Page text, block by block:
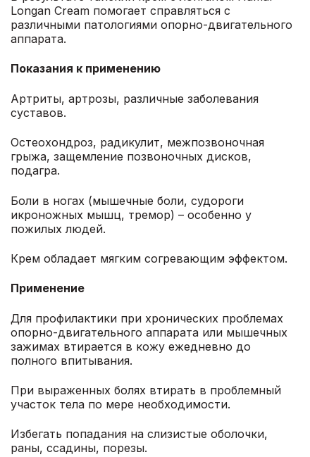
Longan Cream помогает справляться с
различными патологиями опорно-двигательного
аппарата.
Показания к применению
Артриты, артрозы, различные заболевания
суставов.
Остеохондроз, радикулит, межпозвоночная
грыжа, защемление позвоночных дисков,
подагра.
Боли в ногах (мышечные боли, судороги
икроножных мышц, тремор) – особенно у
пожилых людей.
Крем обладает мягким согревающим эффектом.
Применение
Для профилактики при хронических проблемах
опорно-двигательного аппарата или мышечных
зажимах втирается в кожу ежедневно до
полного впитывания.
При выраженных болях втирать в проблемный
участок тела по мере необходимости.
Избегать попадания на слизистые оболочки,
раны, ссадины, порезы.